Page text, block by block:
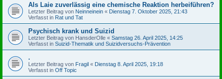
Als Laie zuverlässig eine chemische Reaktion herbeiführen?
Letzter Beitrag von Neinneinein « Dienstag 7. Oktober 2025, 21:43
Verfasst in Rat und Tat
Psychisch krank und Suizid
Letzter Beitrag von HansderOlle « Samstag 26. April 2025, 14:25
Verfasst in Suizid-Thematik und Suizidversuchs-Prävention
.
Letzter Beitrag von Fragil « Dienstag 8. April 2025, 19:18
Verfasst in Off Topic